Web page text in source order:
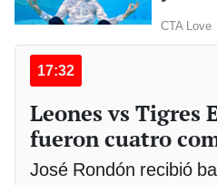
17:32
Leones vs Tigres
fueron cuatro
José Rondón recibió